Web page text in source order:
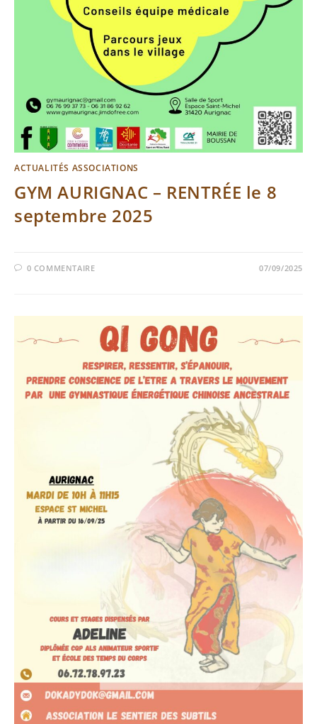
ACTUALITÉS ASSOCIATIONS
GYM AURIGNAC – RENTRÉE le 8
septembre 2025
0 COMMENTAIRE 07/09/2025